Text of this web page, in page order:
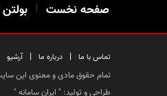
صفحه نخست | بولتن ۲
تماس با ما | درباره ما | آرشیو
تمام حقوق مادی و معنوی این
طراحی و تولید: " ایران سامانه"